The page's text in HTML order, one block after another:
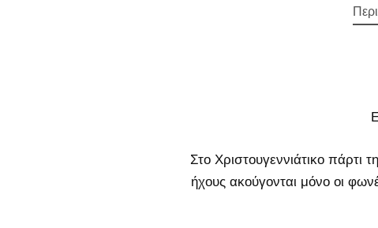
Στο Χριστουγεννιάτικο
ήχους ακούγονται μόνο οι